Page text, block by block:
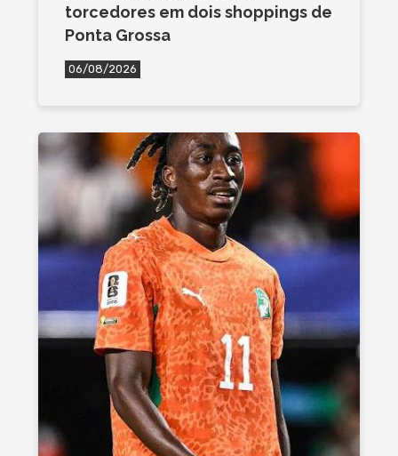
torcedores em dois shoppings de
Ponta Grossa
06/08/2026